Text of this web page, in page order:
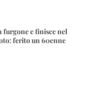
furgone e finisce nel
ferito un 60enne